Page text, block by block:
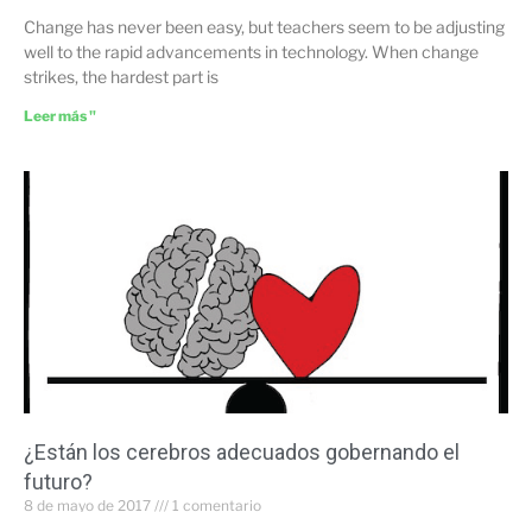
Change has never been easy, but teachers seem to be adjusting
well to the rapid advancements in technology. When change
strikes, the hardest part is
Leer más "
¿Están los cerebros adecuados gobernando el
futuro?
8 de mayo de 2017 1 comentario